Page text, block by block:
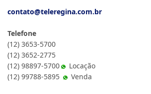
contato@teleregina.com.br
Telefone
(12) 3653-5700
(12) 3652-2775
(12) 98897-5700
Locação
(12) 99788-5895
Venda